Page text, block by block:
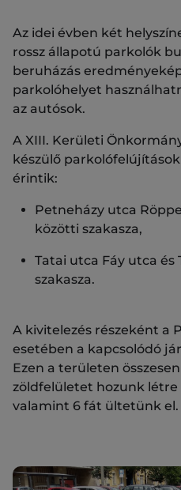
Az idei évben két
rossz állapotú parkolók
beruházás
parkolóhelyet
az autósok.
A XIII. Kerületi
készülő
érintik:
Petneházy utca
közötti szakasza,
Tatai utca Fáy utca és
szakasza.
A kivitelezés részeként a
esetében a kapcsolódó
Ezen a területen
zöldfelületet hozunk
valamint 6 fát ültetünk el.